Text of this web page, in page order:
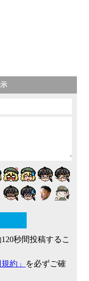
秒間投稿するこ
約」
を必ずご確